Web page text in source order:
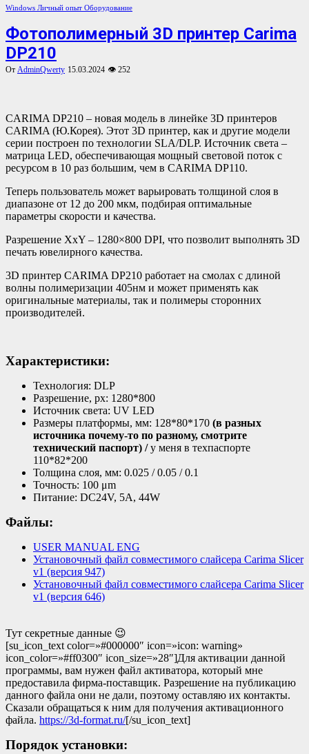
Windows Личный опыт Оборудование
Фотополимерный 3D принтер Carima
DP210
От AdminQwerty 15.03.2024 👁 252
CARIMA DP210 – новая модель в линейке 3D принтеров
CARIMA (Ю.Корея). Этот 3D принтер, как и другие модели
серии построен по технологии SLA/DLP. Источник света –
матрица LED, обеспечивающая мощный световой поток с
ресурсом в 10 раз большим, чем в CARIMA DP110.
Теперь пользователь может варьировать толщиной слоя в
диапазоне от 12 до 200 мкм, подбирая оптимальные
параметры скорости и качества.
Разрешение XxY – 1280×800 DPI, что позволит выполнять 3D
печать ювелирного качества.
3D принтер CARIMA DP210 работает на смолах с длиной
волны полимеризации 405нм и может применять как
оригинальные материалы, так и полимеры сторонних
производителей.
Характеристики:
Технология: DLP
Разрешение, px: 1280*800
Источник света: UV LED
Размеры платформы, мм: 128*80*170 (в разных
источника почему-то по разному, смотрите
технический паспорт) /у меня в техпаспорте
110*82*200
Толщина слоя, мм: 0.025 / 0.05 / 0.1
Точность: 100 μm
Питание: DC24V, 5A, 44W
Файлы:
USER MANUAL ENG
Установочный файл совместимого слайсера Carima Slicer
v1 (версия 947)
Установочный файл совместимого слайсера Carima Slicer
v1 (версия 646)
Тут секретные данные 😉
[su_icon_text color=»#000000″ icon=»icon: warning»
icon_color=»#ff0300″ icon_size=»28″]Для активации данной
программы, вам нужен файл активатора, который мне
предоставила фирма-поставщик. Разрешение на публикацию
данного файла они не дали, поэтому оставляю их контакты.
Сказали обращаться к ним для получения активационного
файла. https://3d-format.ru/[/su_icon_text]
Порядок установки: